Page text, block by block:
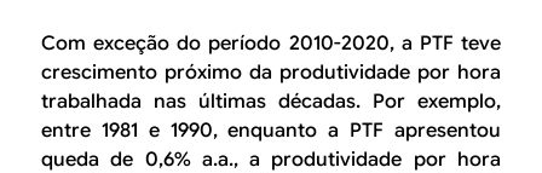
Com exceção do período 2010-2020, a PTF teve
crescimento próximo da produtividade por hora
trabalhada nas últimas décadas. Por exemplo,
entre 1981 e 1990, enquanto a PTF apresentou
queda de 0,6% a.a., a produtividade por hora